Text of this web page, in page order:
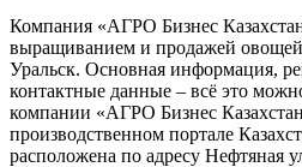
Компания «АГРО Бизнес
выращиванием и продажей
Уральск. Основная информация,
контактные данные – всё это
компании «АГРО Бизнес
производственном портале
расположена по адресу Нефтяная